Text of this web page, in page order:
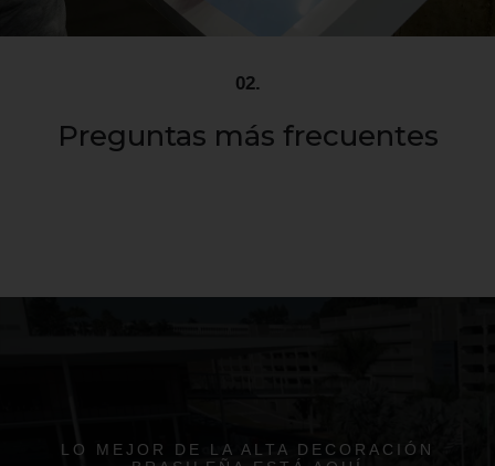
02.
Preguntas más frecuentes
LO MEJOR DE LA ALTA DECORACIÓN